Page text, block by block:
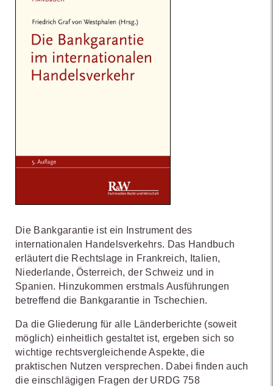
Die Bankgarantie ist ein Instrument des
internationalen Handelsverkehrs. Das Handbuch
erläutert die Rechtslage in Frankreich, Italien,
Niederlande, Österreich, der Schweiz und in
Spanien. Hinzukommen erstmals Ausführungen
betreffend die Bankgarantie in Tschechien.
Da die Gliederung für alle Länderberichte (soweit
möglich) einheitlich gestaltet ist, ergeben sich so
wichtige rechtsvergleichende Aspekte, die
praktischen Nutzen versprechen. Dabei finden auch
die einschlägigen Fragen der URDG 758